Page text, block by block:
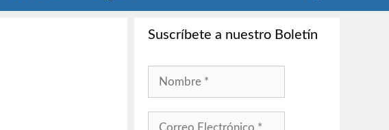
Suscríbete a nuestro Boletín